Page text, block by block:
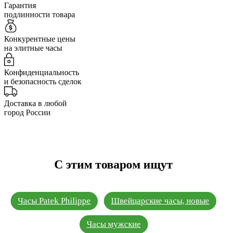
Гарантия
подлинности товара
Конкурентные цены
на элитные часы
Конфиденциальность
и безопасность сделок
Доставка в любой
город России
С этим товаром ищут
Часы Patek Philippe Швейцарские часы, новые
Часы мужские